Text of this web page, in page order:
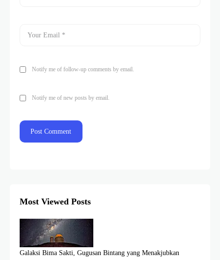
Notify me of follow-up comments by email.
Notify me of new posts by email.
Most Viewed Posts
Galaksi Bima Sakti, Gugusan Bintang yang Menakjubkan